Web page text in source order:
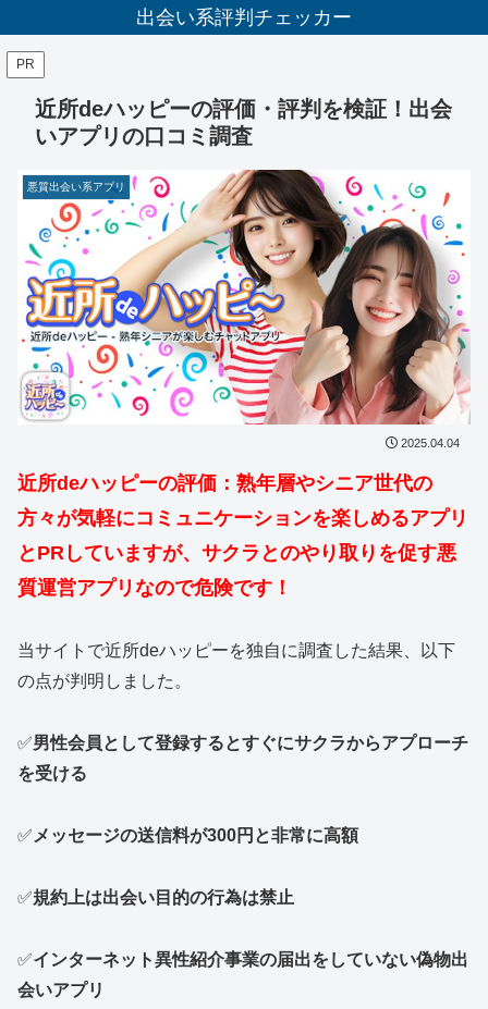
出会い系評判チェッカー
PR
近所deハッピーの評価・評判を検証！出会
いアプリの口コミ調査
悪質出会い系アプリ
2025.04.04
近所deハッピーの評価：熟年層やシニア世代の
方々が気軽にコミュニケーションを楽しめるアプリ
とPRしていますが、サクラとのやり取りを促す悪
質運営アプリなので危険です！
当サイトで近所deハッピーを独自に調査した結果、以下
の点が判明しました。
✅男性会員として登録するとすぐにサクラからアプローチ
を受ける
✅ メッセージの送信料が300円と非常に高額
✅規約上は出会い目的の行為は禁止
✅インターネット異性紹介事業の届出をしていない偽物出
会いアプリ